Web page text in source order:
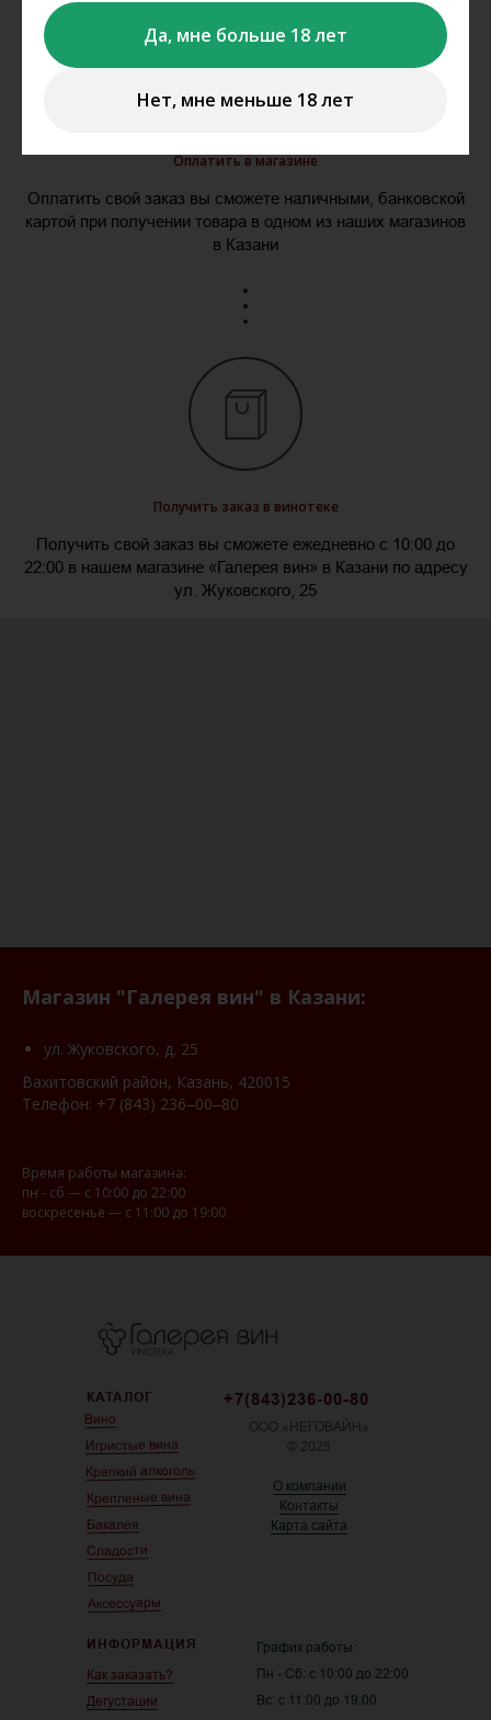
Да, мне больше 18 лет
Нет, мне меньше 18 лет
Оплатить в магазине
Оплатить свой заказ вы сможете наличными, банковской
картой при получении товара в одном из наших магазинов
в Казани
Получить заказ в винотеке
Получить свой заказ вы сможете ежедневно с 10:00 до
22:00 в нашем магазине «Галерея вин» в Казани по адресу
ул. Жуковского, 25
Магазин "Галерея вин" в Казани:
ул. Жуковского, д. 25
Вахитовский район, Казань, 420015
Телефон: +7 (843) 236‒00‒80
Время работы магазина:
пн - сб — с 10:00 до 22:00
воскресенье — с 11:00 до 19:00
КАТАЛОГ
Вино
Игристые вина
Крепкий алкоголь
Крепленые вина
Бакалея
Сладости
Посуда
Аксессуары
ИНФОРМАЦИЯ
Как заказать?
Дегустации
График работы:
Пн - Сб: с 10:00 до 22:00
Вс: с 11:00 до 19:00
ООО «НЕГОВАЙН»
© 2025
О компании
Контакты
Карта сайта
+7(843)236-00-80